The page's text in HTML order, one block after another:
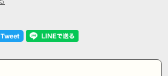
りです。
トでき、お飾りの仕方は色々とア